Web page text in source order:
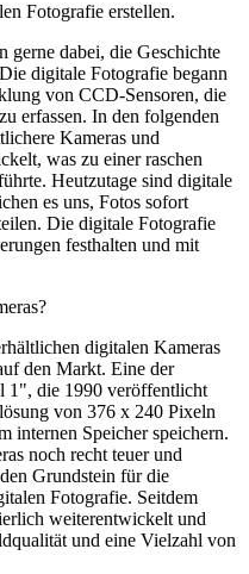
Fotografie erstellen.
gerne dabei, die Geschichte
digitale Fotografie begann
von CCD-Sensoren, die
erfassen. In den folgenden
Kameras und
was zu einer raschen
Heutzutage sind digitale
es uns, Fotos sofort
Die digitale Fotografie
festhalten und mit
digitalen Kameras
den Markt. Eine der
1", die 1990 veröffentlicht
von 376 x 240 Pixeln
internen Speicher speichern.
noch recht teuer und
Grundstein für die
Fotografie. Seitdem
weiterentwickelt und
und eine Vielzahl von